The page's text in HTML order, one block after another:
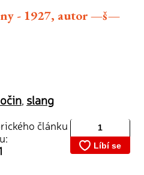
- 1927, autor —š—
, slang
článku